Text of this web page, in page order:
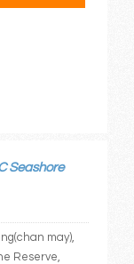
Seashore
may),
Reserve,